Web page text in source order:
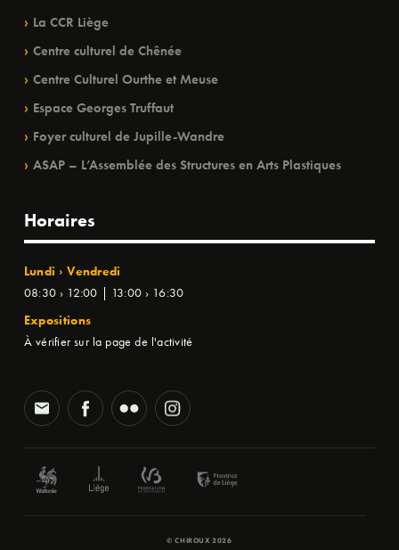
La CCR Liège
Centre culturel de Chênée
Centre Culturel Ourthe et Meuse
Espace Georges Truffaut
Foyer culturel de Jupille-Wandre
ASAP – L’Assemblée des Structures en Arts Plastiques
Horaires
Lundi › Vendredi
08:30 › 12:00 | 13:00 › 16:30
Expositions
À vérifier sur la page de l'activité
© CHIROUX 2026